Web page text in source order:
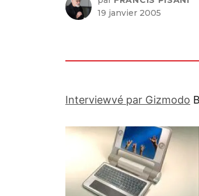
19 janvier 2005
Interviewvé par Gizmodo